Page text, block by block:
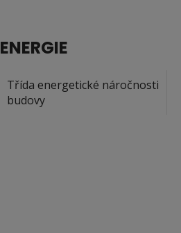
ENERGIE
Třída energetické náročnosti
budovy